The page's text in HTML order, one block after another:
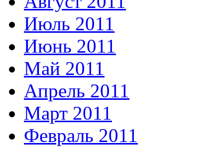
Июль 2011
Июнь 2011
Май 2011
Апрель 2011
Март 2011
Февраль 2011